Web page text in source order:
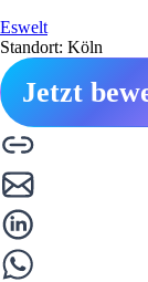
Eswelt
Standort: Köln
Jetzt